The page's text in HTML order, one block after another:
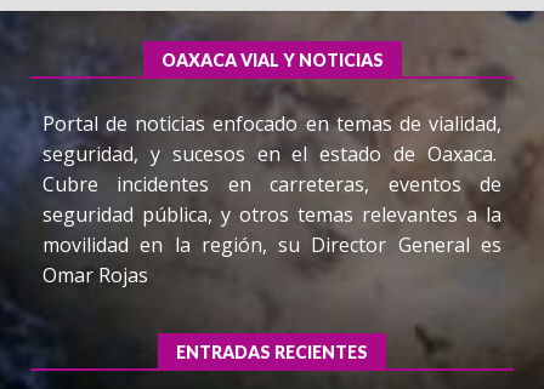
OAXACA VIAL Y NOTICIAS
Portal de noticias enfocado en temas de vialidad,
seguridad, y sucesos en el estado de Oaxaca.
Cubre incidentes en carreteras, eventos de
seguridad pública, y otros temas relevantes a la
movilidad en la región, su Director General es
Omar Rojas
ENTRADAS RECIENTES